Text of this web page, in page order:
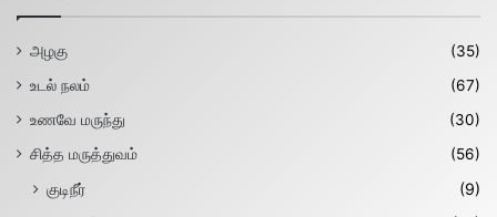
அழகு
(35)
உடல் நலம்
(67)
உணவே மருந்து
(30)
சித்த மருத்துவம்
(56)
குடிநீர்
(9)